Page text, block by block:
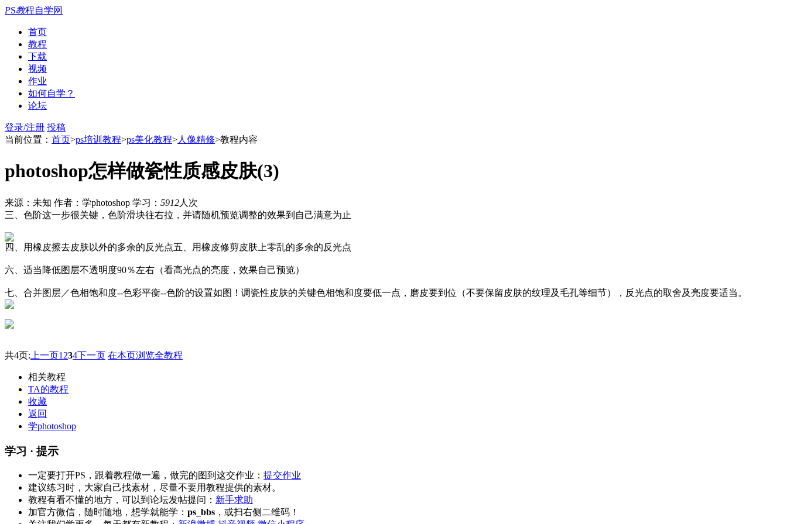
PS教程自学网
首页
教程
下载
视频
作业
如何自学？
论坛
登录/注册 投稿
当前位置： 首页>ps培训教程>ps美化教程>人像精修>教程内容
photoshop怎样做瓷性质感皮肤(3)
来源：未知 作者：学photoshop 学习： 5912人次
三、色阶这一步很关键，色阶滑块往右拉，并请随机预览调整的效果到自己满意为止
四、用橡皮擦去皮肤以外的多余的反光点五、用橡皮修剪皮肤上零乱的多余的反光点
六、适当降低图层不透明度90％左右（看高光点的亮度，效果自己预览）
七、合并图层／色相饱和度--色彩平衡--色阶的设置如图！调瓷性皮肤的关键色相饱和度要低一点，磨皮要到位（不要保留皮肤的纹理及毛孔等细节），反光点的取舍及亮度要适当。
共4页: 上一页1 234下一页 在本页浏览全教程
相关教程
TA的教程
收藏
返回
学photoshop
学习 · 提示
一定要打开PS，跟着教程做一遍，做完的图到这交作业： 提交作业
建议练习时，大家自己找素材，尽量不要用教程提供的素材。
教程有看不懂的地方，可以到论坛发帖提问： 新手求助
加官方微信，随时随地，想学就能学： ps_bbs ，或扫右侧二维码！